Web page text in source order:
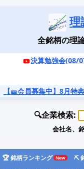
理
全銘柄の理
決算勉強会(08/
【🎫会員募集中】8月特典
🔍企業検索:
会社名、
🏆 銘柄ランキング ⛏️